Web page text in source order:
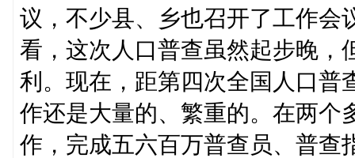
议，不少县、乡也召开了工作会
看，这次人口普查虽然起步晚，
利。现在，距第四次全国人口普
作还是大量的、繁重的。在两个
作，完成五六百万普查员、普查